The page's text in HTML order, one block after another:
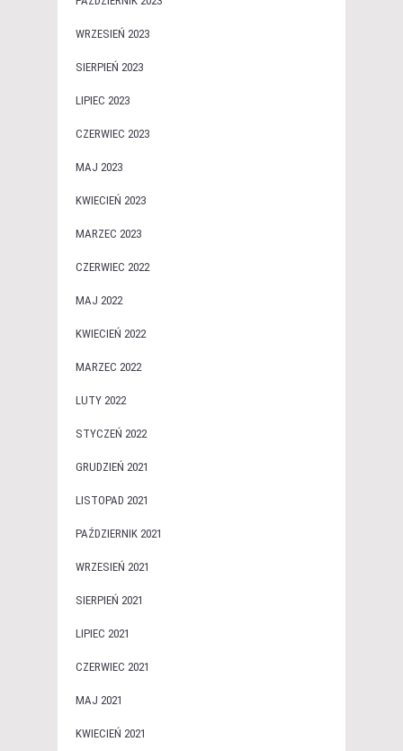
WRZESIEŃ 2023
SIERPIEŃ 2023
LIPIEC 2023
CZERWIEC 2023
MAJ 2023
KWIECIEŃ 2023
MARZEC 2023
CZERWIEC 2022
MAJ 2022
KWIECIEŃ 2022
MARZEC 2022
LUTY 2022
STYCZEŃ 2022
GRUDZIEŃ 2021
LISTOPAD 2021
PAŹDZIERNIK 2021
WRZESIEŃ 2021
SIERPIEŃ 2021
LIPIEC 2021
CZERWIEC 2021
MAJ 2021
KWIECIEŃ 2021